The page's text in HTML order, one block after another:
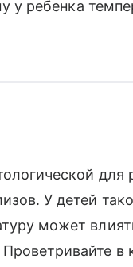
у ребенка
для
У детей
может
в